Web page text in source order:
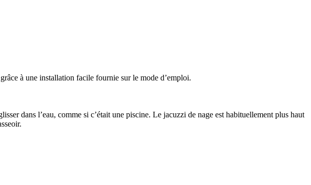
à une installation facile fournie sur le mode d’emploi.
dans l’eau, comme si c’était une piscine. Le jacuzzi de nage est habituellement plus haut